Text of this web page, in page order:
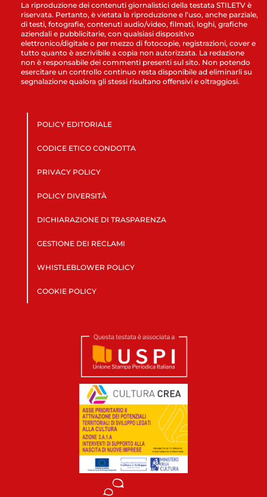
La riproduzione dei contenuti giornalistici della testata STILETV è
riservata. Pertanto, è vietata la riproduzione e l’uso, anche parziale,
di testi, fotografie, contenuti audio/video, filmati, loghi, grafiche
aziendali e pubblicitarie, con qualsiasi dispositivo
elettronico/digitale o per mezzo di fotocopie, registrazioni, cover e
tutto quanto è ascrivibile a copia non autorizzata. La redazione
non è responsabile dei commenti presenti sul sito. Non potendo
esercitare un controllo continuo resta disponibile ad eliminarli su
segnalazione qualora gli stessi risultano offensivi e oltraggiosi.
POLICY EDITORIALE
CODICE ETICO CONDOTTA
PRIVACY POLICY
POLICY DIVERSITÀ
DICHIARAZIONE DI TRASPARENZA
GESTIONE DEI RECLAMI
WHISTLEBLOWER POLICY
COOKIE POLICY